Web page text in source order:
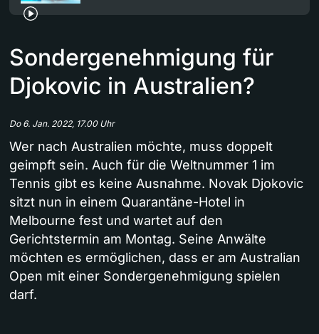
Sondergenehmigung für
Djokovic in Australien?
Do 6. Jan. 2022, 17.00 Uhr
Wer nach Australien möchte, muss doppelt
geimpft sein. Auch für die Weltnummer 1 im
Tennis gibt es keine Ausnahme. Novak Djokovic
sitzt nun in einem Quarantäne-Hotel in
Melbourne fest und wartet auf den
Gerichtstermin am Montag. Seine Anwälte
möchten es ermöglichen, dass er am Australian
Open mit einer Sondergenehmigung spielen
darf.